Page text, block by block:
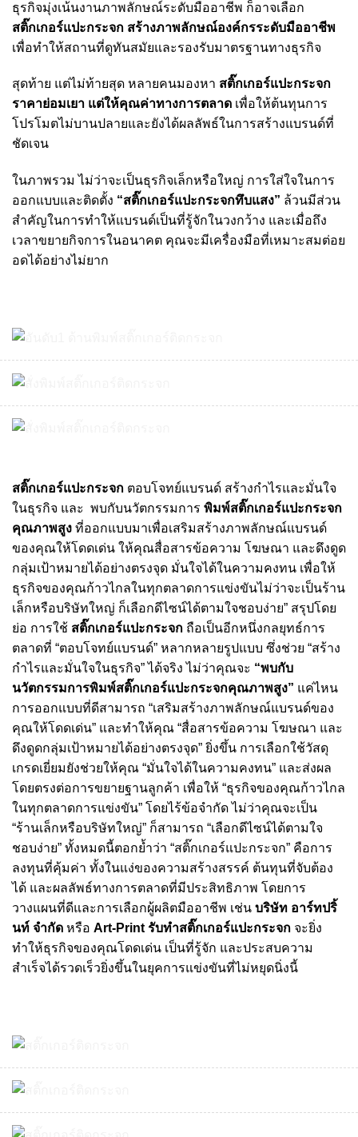
ธุรกิจมุ่งเน้นงานภาพลักษณ์ระดับมืออาชีพ ก็อาจเลือก
สติ๊กเกอร์แปะกระจก สร้างภาพลักษณ์องค์กรระดับมืออาชีพ
เพื่อทำให้สถานที่ดูทันสมัยและรองรับมาตรฐานทางธุรกิจ
สุดท้าย แต่ไม่ท้ายสุด หลายคนมองหา สติ๊กเกอร์แปะกระจก
ราคาย่อมเยา แต่ให้คุณค่าทางการตลาด เพื่อให้ต้นทุนการ
โปรโมตไม่บานปลายและยังได้ผลลัพธ์ในการสร้างแบรนด์ที่
ชัดเจน
ในภาพรวม ไม่ว่าจะเป็นธุรกิจเล็กหรือใหญ่ การใส่ใจในการ
ออกแบบและติดตั้ง “สติ๊กเกอร์แปะกระจกทึบแสง” ล้วนมีส่วน
สำคัญในการทำให้แบรนด์เป็นที่รู้จักในวงกว้าง และเมื่อถึง
เวลาขยายกิจการในอนาคต คุณจะมีเครื่องมือที่เหมาะสมต่อย
อดได้อย่างไม่ยาก
สติ๊กเกอร์แปะกระจก ตอบโจทย์แบรนด์ สร้างกำไรและมั่นใจ
ในธุรกิจ และ พบกับนวัตกรรมการ พิมพ์สติ๊กเกอร์แปะกระจก
คุณภาพสูง ที่ออกแบบมาเพื่อเสริมสร้างภาพลักษณ์แบรนด์
ของคุณให้โดดเด่น ให้คุณสื่อสารข้อความ โฆษณา และดึงดูด
กลุ่มเป้าหมายได้อย่างตรงจุด มั่นใจได้ในความคงทน เพื่อให้
ธุรกิจของคุณก้าวไกลในทุกตลาดการแข่งขันไม่ว่าจะเป็นร้าน
เล็กหรือบริษัทใหญ่ ก็เลือกดีไซน์ได้ตามใจชอบง่าย” สรุปโดย
ย่อ การใช้ สติ๊กเกอร์แปะกระจก ถือเป็นอีกหนึ่งกลยุทธ์การ
ตลาดที่ “ตอบโจทย์แบรนด์” หลากหลายรูปแบบ ซึ่งช่วย “สร้าง
กำไรและมั่นใจในธุรกิจ” ได้จริง ไม่ว่าคุณจะ “พบกับ
นวัตกรรมการพิมพ์สติ๊กเกอร์แปะกระจกคุณภาพสูง” แค่ไหน
การออกแบบที่ดีสามารถ “เสริมสร้างภาพลักษณ์แบรนด์ของ
คุณให้โดดเด่น” และทำให้คุณ “สื่อสารข้อความ โฆษณา และ
ดึงดูดกลุ่มเป้าหมายได้อย่างตรงจุด” ยิ่งขึ้น การเลือกใช้วัสดุ
เกรดเยี่ยมยังช่วยให้คุณ “มั่นใจได้ในความคงทน” และส่งผล
โดยตรงต่อการขยายฐานลูกค้า เพื่อให้ “ธุรกิจของคุณก้าวไกล
ในทุกตลาดการแข่งขัน” โดยไร้ข้อจำกัด ไม่ว่าคุณจะเป็น
“ร้านเล็กหรือบริษัทใหญ่” ก็สามารถ “เลือกดีไซน์ได้ตามใจ
ชอบง่าย” ทั้งหมดนี้ตอกย้ำว่า “สติ๊กเกอร์แปะกระจก” คือการ
ลงทุนที่คุ้มค่า ทั้งในแง่ของความสร้างสรรค์ ต้นทุนที่จับต้อง
ได้ และผลลัพธ์ทางการตลาดที่มีประสิทธิภาพ โดยการ
วางแผนที่ดีและการเลือกผู้ผลิตมืออาชีพ เช่น บริษัท อาร์ทปริ้
นท์ จำกัด หรือ Art-Print รับทำสติ๊กเกอร์แปะกระจก จะยิ่ง
ทำให้ธุรกิจของคุณโดดเด่น เป็นที่รู้จัก และประสบความ
สำเร็จได้รวดเร็วยิ่งขึ้นในยุคการแข่งขันที่ไม่หยุดนิ่งนี้